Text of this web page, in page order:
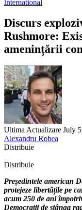
International
Discurs
Rushmore:
amenințării
Ultima Actualizare July
Alexandru Robea
Distribuie
Distribuie
Președintele american
protejeze libertățile pe
acum 250 de ani
Democrații de stânga